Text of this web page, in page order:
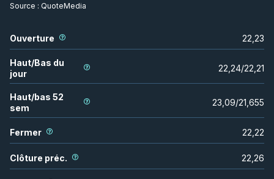
Source : QuoteMedia
Ouverture 22,23
Haut/Bas du
jour
22,24/22,21
Haut/bas 52
sem
23,09/21,655
Fermer 22,22
Clôture préc. 22,26